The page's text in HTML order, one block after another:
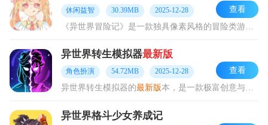
休闲益智 30.39MB 2025-12-28
《异世界冒险记》是一款独具像素风格的冒险类游戏。在游戏里，玩家将化身为一名勇敢的冒险者，于神秘莫测的异世界开启惊险刺激的冒险旅程。游戏内存在大量可供互动的角色，
查看
异世界转生模拟器最新版
角色扮演 54.72MB 2025-12-28
异世界转生模拟器的最新版本，是一款极富创意与想象力的剧情文字类游戏。在这款游戏里，玩家凭借文字的描述，仿佛能打破时空界限，开启一段奇幻与冒险交织的精彩旅程。玩家
查看
异世界格斗少女养成记